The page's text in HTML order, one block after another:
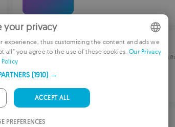
BioHorizons
เข้าถึงข้อมูลทันตกรรมรากเทียมแ
ENGLISH
your privacy
experience, thus customizing the content and ads we
all” you agree to the use of these cookies. Our Privacy
Policy
(1910) →
ACCEPT ALL
PREFERENCES